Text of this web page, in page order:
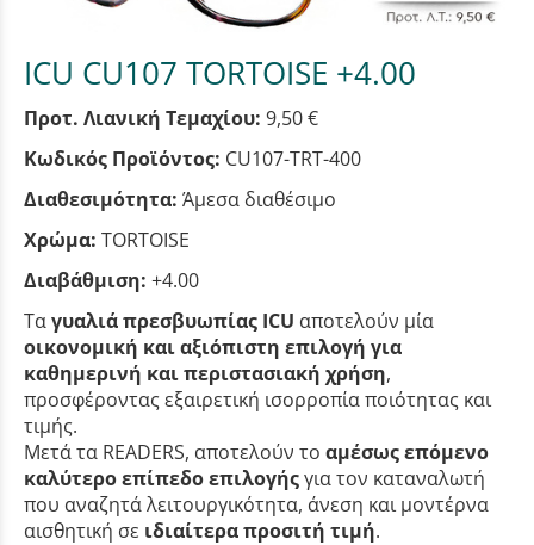
ICU CU107 TORTOISE +4.00
Προτ. Λιανική Τεμαχίου: 9,50 €
Κωδικός Προϊόντος: CU107-TRT-400
Διαθεσιμότητα: Άμεσα διαθέσιμο
Χρώμα: TORTOISE
Διαβάθμιση: +4.00
Ταγυαλιά πρεσβυωπίας ICU αποτελούν μία
οικονομική και αξιόπιστη επιλογή για
καθημερινή και περιστασιακή χρήση,
προσφέροντας εξαιρετική ισορροπία ποιότητας και
τιμής.
Μετά τα READERS, αποτελούν το αμέσως επόμενο
καλύτερο επίπεδο επιλογήςγια τον καταναλωτή
που αναζητά λειτουργικότητα, άνεση και μοντέρνα
αισθητική σε ιδιαίτερα προσιτή τιμή.